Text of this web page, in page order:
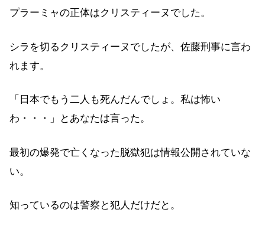
プラーミャの正体はクリスティーヌでした。
シラを切るクリスティーヌでしたが、佐藤刑事に言わ
れます。
「日本でもう二人も死んだんでしょ。私は怖い
わ・・・」とあなたは言った。
最初の爆発で亡くなった脱獄犯は情報公開されていな
い。
知っているのは警察と犯人だけだと。